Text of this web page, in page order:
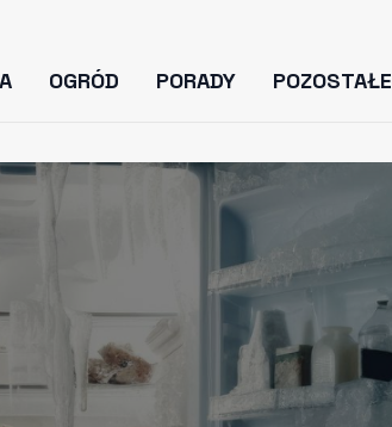
OGRÓD PORADY POZOSTAŁE